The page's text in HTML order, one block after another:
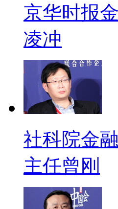
京华时报
凌冲
社科院金
主任曾刚